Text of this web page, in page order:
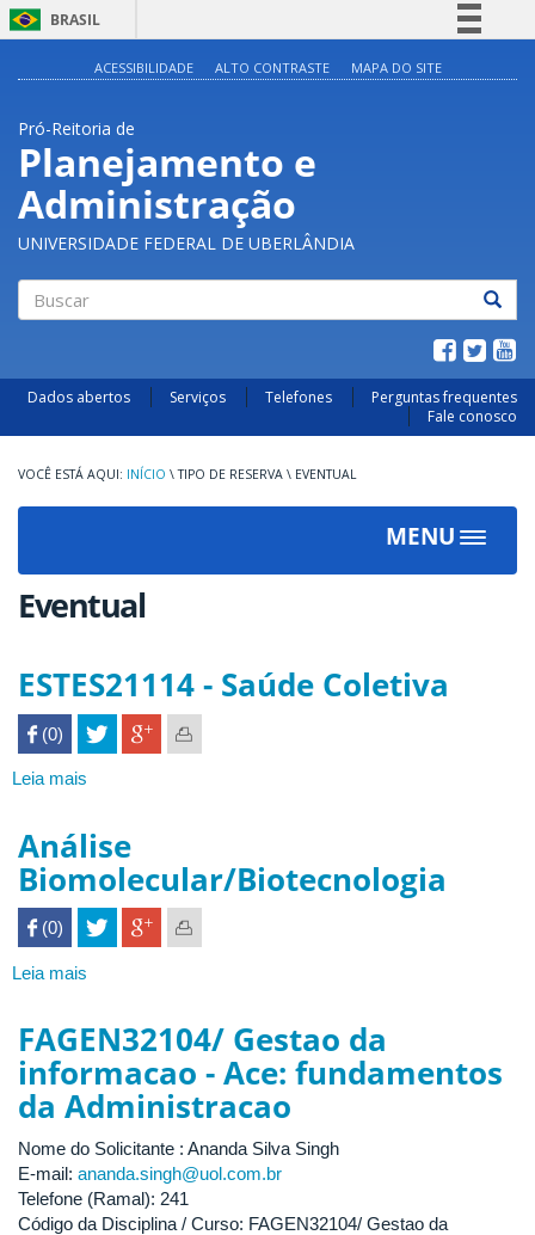
BRASIL
Acesso à informação
ACESSIBILIDADE ALTO CONTRASTE MAPA DO SITE
Pró-Reitoria de
Planejamento e
Administração
UNIVERSIDADE FEDERAL DE UBERLÂNDIA
Dados abertos Serviços Telefones
Perguntas frequentes
Fale conosco
INÍCIO \ TIPO DE RESERVA \ EVENTUAL
MENU
Toggle
Eventual
ESTES21114 - Saúde Coletiva
 (0)
Leia mais
Saúde
Coletiva
Análise
Biomolecular/Biotecnologia
 (0)
Leia mais
FAGEN32104/ Gestao da
informacao - Ace: fundamentos
da Administracao
Nome do Solicitante : Ananda Silva Singh
E-mail: ananda.singh@uol.com.br
Telefone (Ramal): 241
Código da Disciplina / Curso: FAGEN32104/ Gestao da